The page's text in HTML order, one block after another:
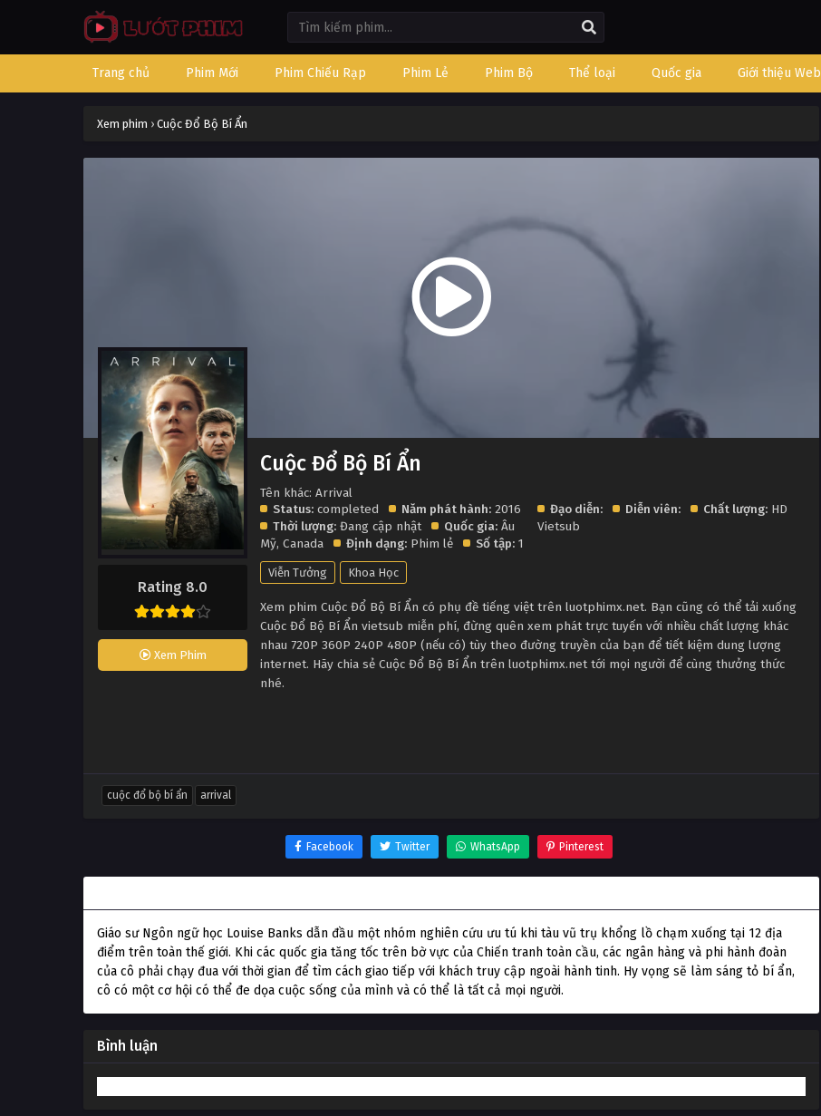
Trang chủ Phim Mới Phim Chiếu Rạp Phim Lẻ Phim Bộ Thể loại Quốc gia Giới thiệu Web
Xem phim › Cuộc Đổ Bộ Bí Ẩn
Rating 8.0
Xem Phim
Cuộc Đổ Bộ Bí Ẩn
Tên khác: Arrival
Status: completed Năm phát hành: 2016
Thời lượng: Đang cập nhật Quốc gia: Âu
Mỹ, Canada Định dạng: Phim lẻ Số tập: 1
Đạo diễn: Diễn viên: Chất lượng:HD
Vietsub
Viễn Tưởng Khoa Học
Xem phim Cuộc Đổ Bộ Bí Ẩn có phụ đề tiếng việt trên luotphimx.net. Bạn cũng có thể tải xuống
Cuộc Đổ Bộ Bí Ẩn vietsub miễn phí, đừng quên xem phát trực tuyến với nhiều chất lượng khác
nhau 720P 360P 240P 480P (nếu có) tùy theo đường truyền của bạn để tiết kiệm dung lượng
internet. Hãy chia sẻ Cuộc Đổ Bộ Bí Ẩn trên luotphimx.net tới mọi người để cùng thưởng thức
nhé.
cuộc đổ bộ bí ẩn arrival
Facebook Twitter WhatsApp Pinterest
Giáo sư Ngôn ngữ học Louise Banks dẫn đầu một nhóm nghiên cứu ưu tú khi tàu vũ trụ khổng lồ chạm xuống tại 12 địa
điểm trên toàn thế giới. Khi các quốc gia tăng tốc trên bờ vực của Chiến tranh toàn cầu, các ngân hàng và phi hành đoàn
của cô phải chạy đua với thời gian để tìm cách giao tiếp với khách truy cập ngoài hành tinh. Hy vọng sẽ làm sáng tỏ bí ẩn,
cô có một cơ hội có thể đe dọa cuộc sống của mình và có thể là tất cả mọi người.
Bình luận